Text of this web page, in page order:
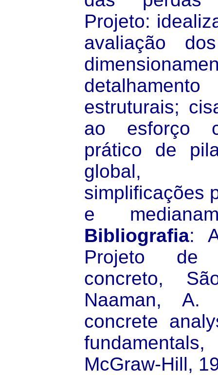
Projeto:
avaliação
estruturais;
ao esforço
prático de
global,
simplificações
e
Bibliografia:
Projeto de
concreto,
Naaman, A.
concrete
McGraw-Hill,